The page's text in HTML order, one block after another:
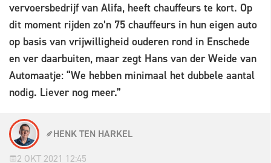
vervoersbedrijf van Alifa, heeft chauffeurs te kort. Op
dit moment rijden zo’n 75 chauffeurs in hun eigen auto
op basis van vrijwilligheid ouderen rond in Enschede
en ver daarbuiten, maar zegt Hans van der Weide van
Automaatje: “We hebben minimaal het dubbele aantal
nodig. Liever nog meer.”
HENK TEN HARKEL
2 OKT 2021 12:45